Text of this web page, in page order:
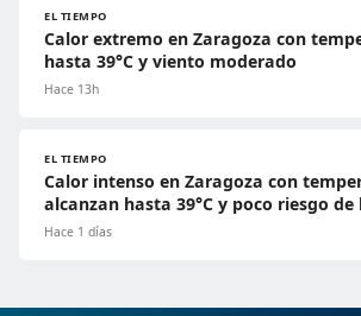
EL TIEMPO
Calor extremo en Zaragoza con
hasta 39°C y viento moderado
Hace 13h
EL TIEMPO
Calor intenso en Zaragoza con
alcanzan hasta 39°C y poco riesgo de
Hace 1 días